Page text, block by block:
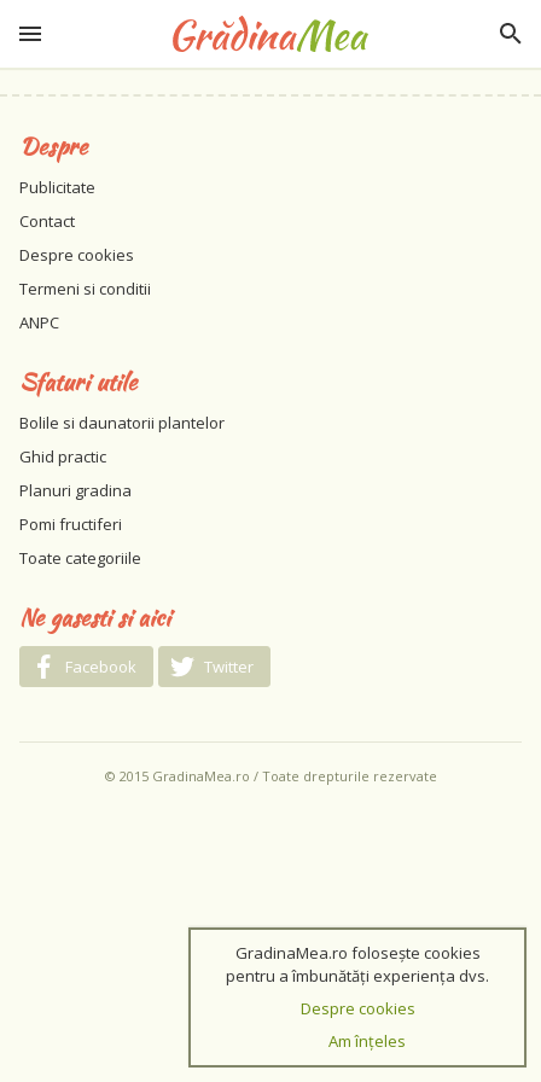
Despre
Publicitate
Contact
Despre cookies
Termeni si conditii
ANPC
Sfaturi utile
Bolile si daunatorii plantelor
Ghid practic
Planuri gradina
Pomi fructiferi
Toate categoriile
Ne gasesti si aici
Facebook Twitter
© 2015 GradinaMea.ro / Toate drepturile rezervate
GradinaMea.ro folosește cookies
pentru a îmbunătăți experiența dvs.
Despre cookies
Am înțeles